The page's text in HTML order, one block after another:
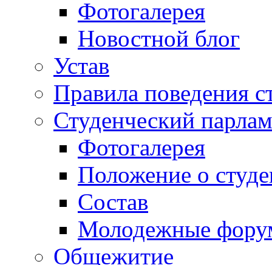
Фотогалерея
Новостной блог
Устав
Правила поведения
Студенческий
Фотогалерея
Положение о
Состав
Молодежные
Общежитие